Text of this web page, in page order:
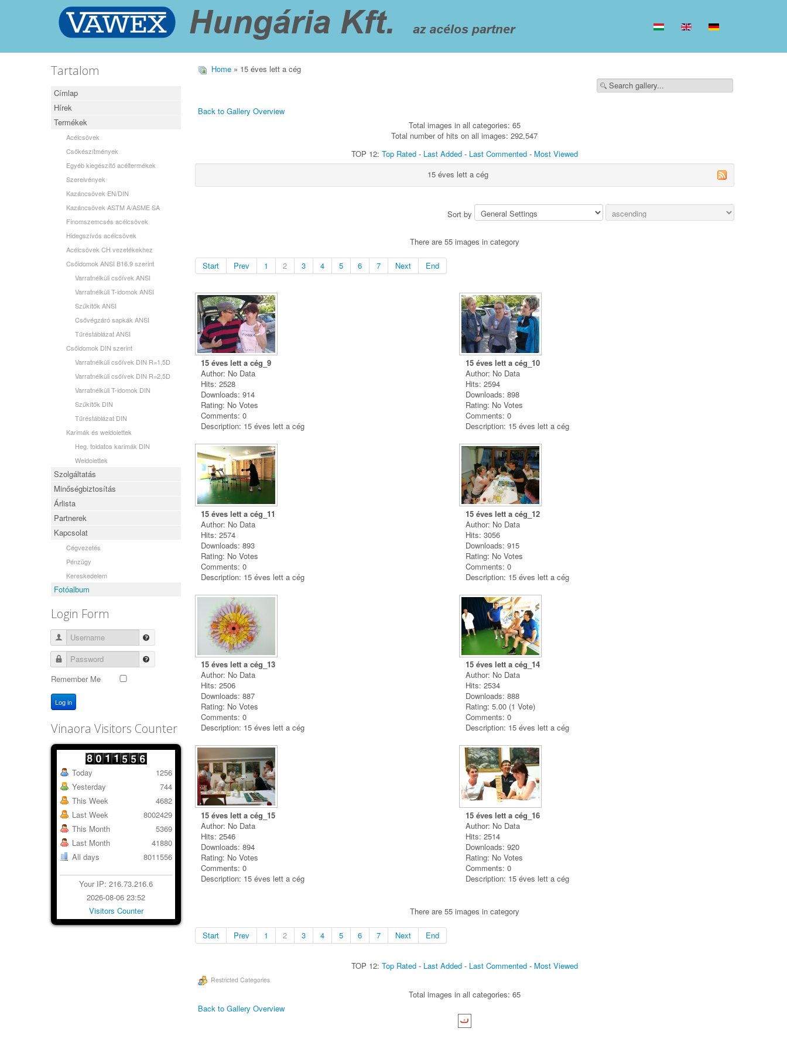
Tartalom
Címlap
Hírek
Termékek
Acélcsövek
Csőkészítmények
Egyéb kiegészítő acéltermékek
Szerelvények
Kazáncsövek EN/DIN
Kazáncsövek ASTM A/ASME SA
Finomszemcsés acélcsövek
Hidegszívós acélcsövek
Acélcsövek CH vezetékekhez
Csőidomok ANSI B16.9 szerint
Varratnélküli csőívek ANSI
Varratnélküli T-idomok ANSI
Szűkítők ANSI
Csővégzáró sapkák ANSI
Tűréstáblázat ANSI
Csőidomok DIN szerint
Varratnélküli csőívek DIN R=1,5D
Varratnélküli csőívek DIN R=2,5D
Varratnélküli T-idomok DIN
Szűkítők DIN
Tűréstáblázat DIN
Karimák és weldolettek
Heg. toldatos karimák DIN
Weldolettek
Szolgáltatás
Minőségbiztosítás
Árlista
Partnerek
Kapcsolat
Cégvezetés
Pénzügy
Kereskedelem
Fotóalbum
Login Form
Username
Password
Remember Me
Log in
Vinaora Visitors Counter
Today
Yesterday
This Week
Last Week
This Month
Last Month
All days
1256
744
4682
8002429
5369
41880
8011556
Your IP: 216.73.216.6
2026-08-06 23:52
Visitors Counter
Home» 15 éves lett a cég
Back to Gallery Overview
Total images in all categories: 65
Total number of hits on all images: 292,547
TOP 12: Top Rated- Last Added- Last Commented- Most Viewed
15 éves lett a cég
Sort by
There are 55 images in category
Start Prev 1 2 3 4 5 6 7 Next End
15 éves lett a cég_9
Author: No Data
Hits: 2528
Downloads: 914
Rating: No Votes
Comments: 0
Description: 15 éves lett a cég
15 éves lett a cég_10
Author: No Data
Hits: 2594
Downloads: 898
Rating: No Votes
Comments: 0
Description: 15 éves lett a cég
15 éves lett a cég_11
Author: No Data
Hits: 2574
Downloads: 893
Rating: No Votes
Comments: 0
Description: 15 éves lett a cég
15 éves lett a cég_12
Author: No Data
Hits: 3056
Downloads: 915
Rating: No Votes
Comments: 0
Description: 15 éves lett a cég
15 éves lett a cég_13
Author: No Data
Hits: 2506
Downloads: 887
Rating: No Votes
Comments: 0
Description: 15 éves lett a cég
15 éves lett a cég_14
Author: No Data
Hits: 2534
Downloads: 888
Rating: 5.00 (1 Vote)
Comments: 0
Description: 15 éves lett a cég
15 éves lett a cég_15
Author: No Data
Hits: 2546
Downloads: 894
Rating: No Votes
Comments: 0
Description: 15 éves lett a cég
15 éves lett a cég_16
Author: No Data
Hits: 2514
Downloads: 920
Rating: No Votes
Comments: 0
Description: 15 éves lett a cég
There are 55 images in category
Start Prev 1 2 3 4 5 6 7 Next End
TOP 12: Top Rated- Last Added- Last Commented- Most Viewed
Restricted Categories
Total images in all categories: 65
Back to Gallery Overview